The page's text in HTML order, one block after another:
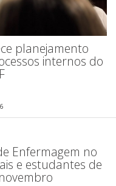
planejamento
internos do
Enfermagem no
e estudantes de